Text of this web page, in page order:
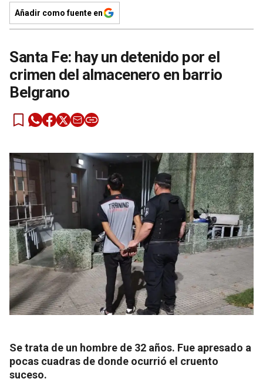
Añadir como fuente en
Santa Fe: hay un detenido por el
crimen del almacenero en barrio
Belgrano
Se trata de un hombre de 32 años. Fue apresado a
pocas cuadras de donde ocurrió el cruento
suceso.